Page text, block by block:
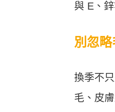
與 E、
別忽
換季不
毛、皮